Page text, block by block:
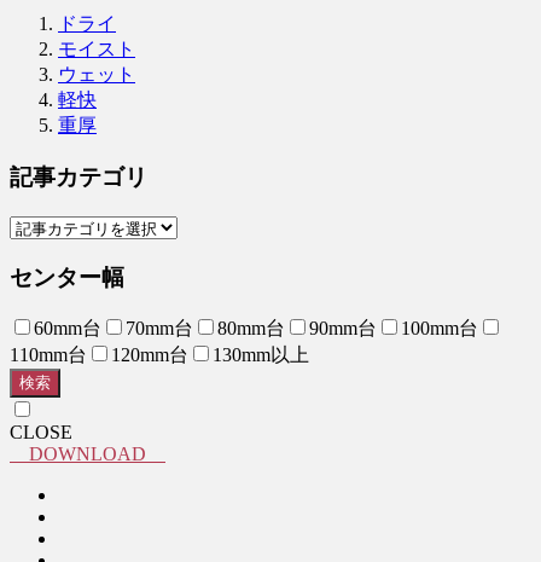
ドライ
モイスト
ウェット
軽快
重厚
記事カテゴリ
センター幅
60mm台 70mm台 80mm台 90mm台
100mm台
110mm台
120mm台 130mm以上
検索
CLOSE
DOWNLOAD